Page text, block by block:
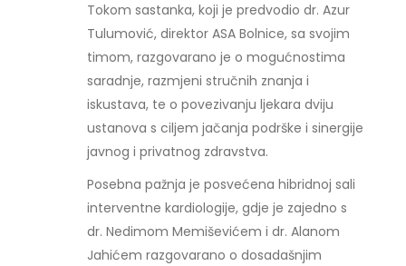
Tokom sastanka, koji je predvodio dr. Azur
Tulumović, direktor ASA Bolnice, sa svojim
timom, razgovarano je o mogućnostima
saradnje, razmjeni stručnih znanja i
iskustava, te o povezivanju ljekara dviju
ustanova s ciljem jačanja podrške i sinergije
javnog i privatnog zdravstva.
Posebna pažnja je posvećena hibridnoj sali
interventne kardiologije, gdje je zajedno s
dr. Nedimom Memiševićem i dr. Alanom
Jahićem razgovarano o dosadašnjim